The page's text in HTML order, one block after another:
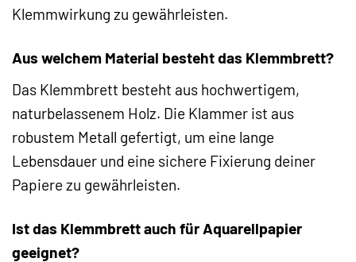
Klemmwirkung zu gewährleisten.
Aus welchem Material besteht das Klemmbrett?
Das Klemmbrett besteht aus hochwertigem,
naturbelassenem Holz. Die Klammer ist aus
robustem Metall gefertigt, um eine lange
Lebensdauer und eine sichere Fixierung deiner
Papiere zu gewährleisten.
Ist das Klemmbrett auch für Aquarellpapier
geeignet?